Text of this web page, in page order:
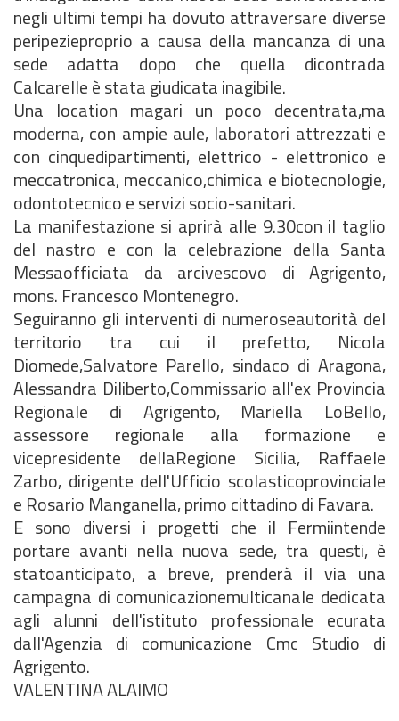
negli ultimi tempi ha dovuto attraversare diverse
peripezieproprio a causa della mancanza di una
sede adatta dopo che quella dicontrada
Calcarelle è stata giudicata inagibile.
Una location magari un poco decentrata,ma
moderna, con ampie aule, laboratori attrezzati e
con cinquedipartimenti, elettrico - elettronico e
meccatronica, meccanico,chimica e biotecnologie,
odontotecnico e servizi socio-sanitari.
La manifestazione si aprirà alle 9.30con il taglio
del nastro e con la celebrazione della Santa
Messaofficiata da arcivescovo di Agrigento,
mons. Francesco Montenegro.
Seguiranno gli interventi di numeroseautorità del
territorio tra cui il prefetto, Nicola
Diomede,Salvatore Parello, sindaco di Aragona,
Alessandra Diliberto,Commissario all'ex Provincia
Regionale di Agrigento, Mariella LoBello,
assessore regionale alla formazione e
vicepresidente dellaRegione Sicilia, Raffaele
Zarbo, dirigente dell'Ufficio scolasticoprovinciale
e Rosario Manganella, primo cittadino di Favara.
E sono diversi i progetti che il Fermiintende
portare avanti nella nuova sede, tra questi, è
statoanticipato, a breve, prenderà il via una
campagna di comunicazionemulticanale dedicata
agli alunni dell'istituto professionale ecurata
dall'Agenzia di comunicazione Cmc Studio di
Agrigento.
VALENTINA ALAIMO